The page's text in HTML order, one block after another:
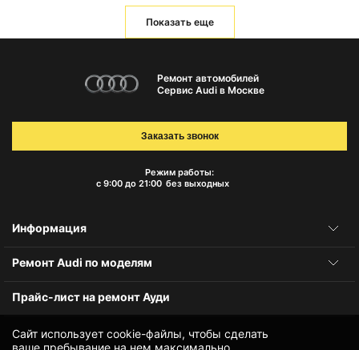
Показать еще
Сайт использует cookie-файлы, чтобы сделать
ваше пребывание на нем максимально
Ремонт автомобилей
Сервис Audi в Москве
Режим работы:
с 9:00 до 21:00 без выходных
Заказать звонок
Информация
Ремонт Audi по моделям
Прайс-лист на ремонт Ауди